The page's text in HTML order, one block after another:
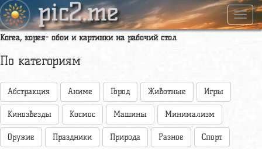
pic2.me
Korea, корея- обои и картинки на рабочий стол
По категориям
Абстракция Аниме Город Животные Игры
Кинозвезды Космос Машины Минимализм
Оружие Праздники Природа Разное Спорт